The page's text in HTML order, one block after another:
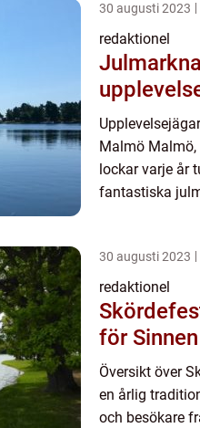
30 augusti 2023
redaktionel
Malmö Malmö,
lockar varje år
fantastiska
30 augusti 2023
redaktionel
för
Översikt över
en årlig
och besökare